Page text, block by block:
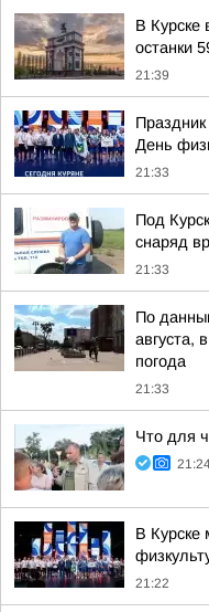
В Курске
останки
21:39
День
21:33
Под
снаряд
21:33
По
августа,
погода
21:33
Что для
В Курске
21:22